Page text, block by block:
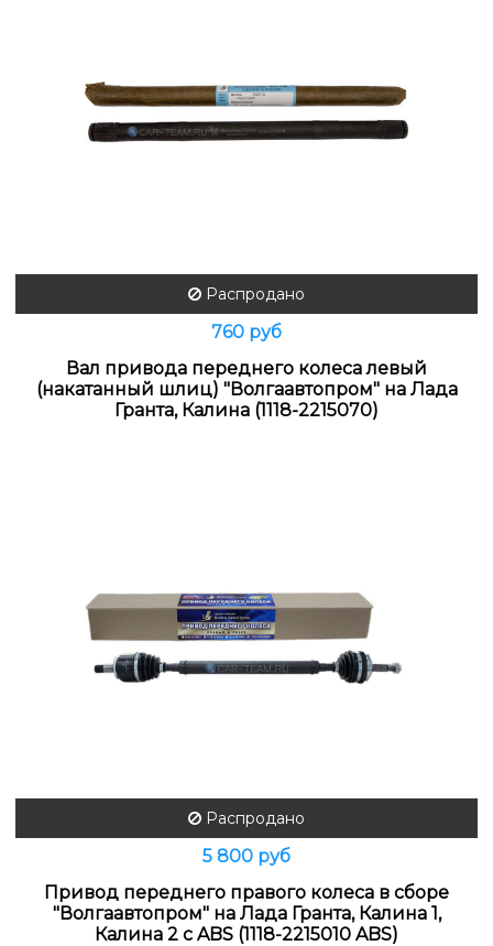
Распродано
760 руб
Вал привода переднего колеса левый
(накатанный шлиц) "Волгаавтопром" на Лада
Гранта, Калина (1118-2215070)
Распродано
5 800 руб
Привод переднего правого колеса в сборе
"Волгаавтопром" на Лада Гранта, Калина 1,
Калина 2 с ABS (1118-2215010 ABS)